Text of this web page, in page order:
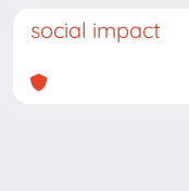
social impact